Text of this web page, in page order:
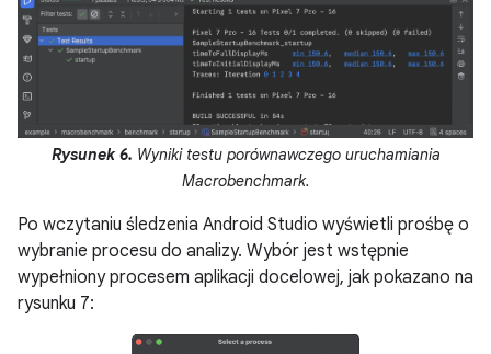
Rysunek 6. Wyniki testu porównawczego uruchamiania
Macrobenchmark.
Po wczytaniu śledzenia Android Studio wyświetli prośbę o
wybranie procesu do analizy. Wybór jest wstępnie
wypełniony procesem aplikacji docelowej, jak pokazano na
rysunku 7: